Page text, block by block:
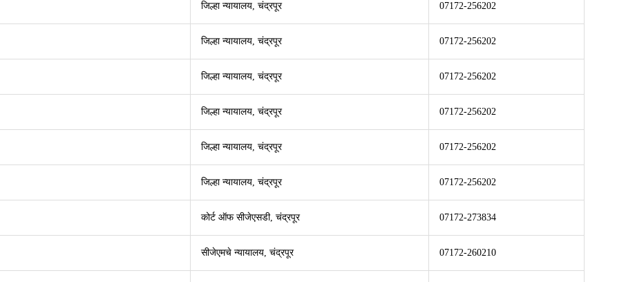
जिल्हा न्यायालय, चंद्रपूर 07172-256202
जिल्हा न्यायालय, चंद्रपूर 07172-256202
जिल्हा न्यायालय, चंद्रपूर 07172-256202
जिल्हा न्यायालय, चंद्रपूर 07172-256202
जिल्हा न्यायालय, चंद्रपूर 07172-256202
जिल्हा न्यायालय, चंद्रपूर 07172-256202
कोर्ट ऑफ सीजेएसडी, चंद्रपूर 07172-273834
सीजेएमचे न्यायालय, चंद्रपूर 07172-260210